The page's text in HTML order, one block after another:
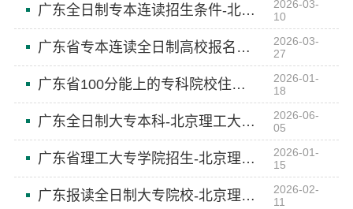
广东全日制专本连读招生条件-北京理工大学珠海学院继续教育学院
2026-03-
10
广东省专本连读全日制高校报名要求-北京理工大学珠海学院继续教育学院
2026-03-
27
广东省100分能上的专科院校住宿环境-北京理工大学珠海学院继续教育学院
2026-01-
18
广东全日制大专本科-北京理工大学珠海学院继续教育学院
2026-06-
05
广东省理工大专学院招生-北京理工大学珠海学院继续教育学院
2026-01-
15
广东报读全日制大专院校-北京理工大学珠海学院继续教育学院
2026-02-
11